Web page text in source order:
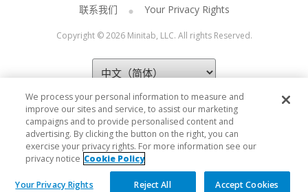
联系我们
Your Privacy Rights
Copyright © 2026 Minitab, LLC. All rights Reserved.
We process your personal information to measure and
improve our sites and service, to assist our marketing
campaigns and to provide personalised content and
advertising. By clicking the button on the right, you can
exercise your privacy rights. For more information see our
privacy notice Cookie Policy
Your Privacy Rights Reject All Accept Cookies